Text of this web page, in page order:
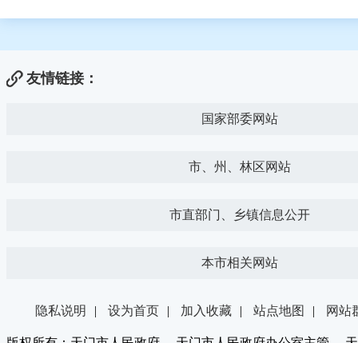
友情链接：
国家部委网站
市、州、林区网站
市直部门、乡镇信息公开
本市相关网站
隐私说明 | 设为首页 | 加入收藏 | 站点地图 | 网站